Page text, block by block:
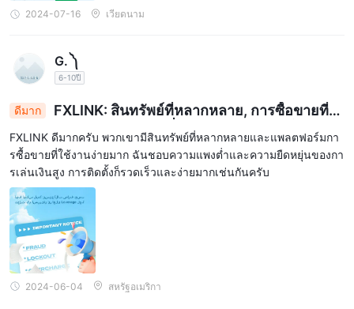
2024-07-16 เวียดนาม
G. ༽
6-10ปี
ดีมาก
FXLINK: สินทรัพย์ที่หลากหลาย, การซื้อขายที่ใ
ช้งานง่าย, การกระจายตัวต่ำและความยืดหยุ่นในการเล
เวอเรจสูง
FXLINK ดีมากครับ พวกเขามีสินทรัพย์ที่หลากหลายและแพลตฟอร์มกา
รซื้อขายที่ใช้งานง่ายมาก ฉันชอบความแพงต่ำและความยืดหยุ่นของกา
รเล่นเงินสูง การติดตั้งก็รวดเร็วและง่ายมากเช่นกันครับ
2024-06-04 สหรัฐอเมริกา